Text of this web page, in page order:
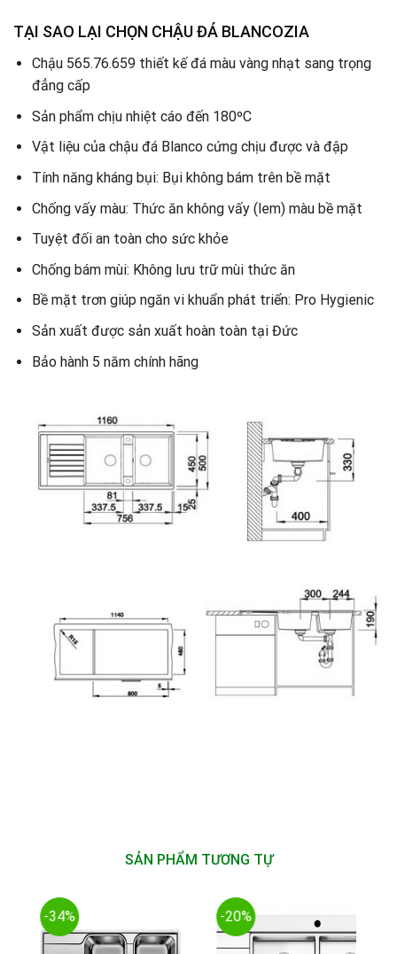
TẠI SAO LẠI CHỌN CHẬU ĐÁ BLANCOZIA
Chậu 565.76.659 thiết kế đá màu vàng nhạt sang trọng
đẳng cấp
Sản phẩm chịu nhiệt cáo đến 180ºC
Vật liệu của chậu đá Blanco cứng chịu được và đập
Tính năng kháng bụi: Bụi không bám trên bề mặt
Chống vấy màu: Thức ăn không vấy (lem) màu bề mặt
Tuyệt đối an toàn cho sức khỏe
Chống bám mùi: Không lưu trữ mùi thức ăn
Bề mặt trơn giúp ngăn vi khuẩn phát triển: Pro Hygienic
Sản xuất được sản xuất hoàn toàn tại Đức
Bảo hành 5 năm chính hãng
SẢN PHẨM TƯƠNG TỰ
-34% -20%